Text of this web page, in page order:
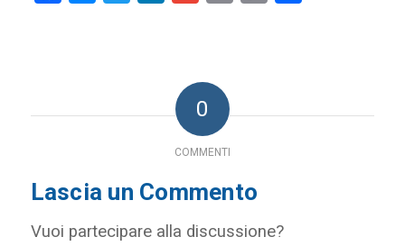
0
COMMENTI
Lascia un Commento
Vuoi partecipare alla discussione?